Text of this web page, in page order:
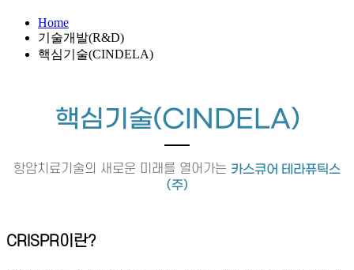
Home
기술개발(R&D)
핵심기술(CINDELA)
핵심기술(CINDELA)
항암치료기술의 새로운 미래를 열어가는 카스큐어 테라퓨틱스
(주)
CRISPR이란?